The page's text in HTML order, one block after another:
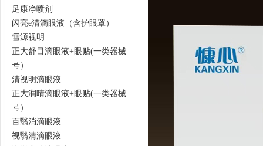
足康净喷剂
闪亮e清滴眼液（含护眼罩）
雪源视明
正大舒目滴眼液+眼贴(一类器械
号）
清视明滴眼液
正大润晴滴眼液+眼贴(一类器械
号）
百翳消滴眼液
视翳清滴眼液